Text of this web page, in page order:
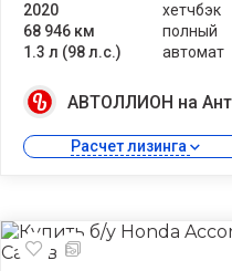
2020
68 946 км
1.3 л (98 л.с.)
хетчбэк
полный
автомат
АВТОЛЛИОН на
Расчет лизинга